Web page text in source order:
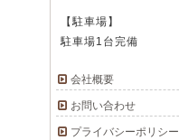
【駐車場】
駐車場1台完備
会社概要
お問い合わせ
プライバシーポリシー